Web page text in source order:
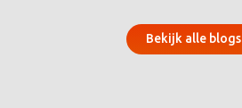
Bekijk alle blogs